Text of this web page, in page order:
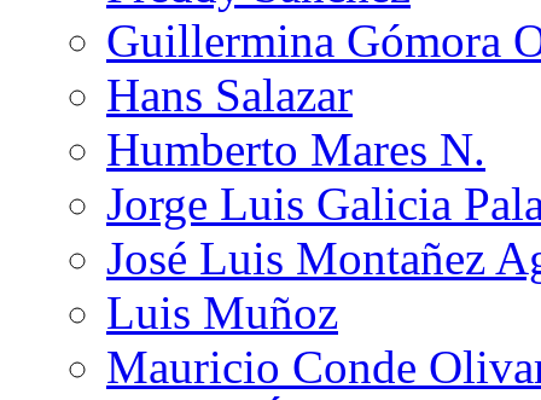
Guillermina Gómora
Hans Salazar
Humberto Mares N.
Jorge Luis Galicia
José Luis Montañez
Luis Muñoz
Mauricio Conde